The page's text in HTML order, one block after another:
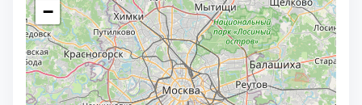
−
Дмитровский 7
Долгопрудный